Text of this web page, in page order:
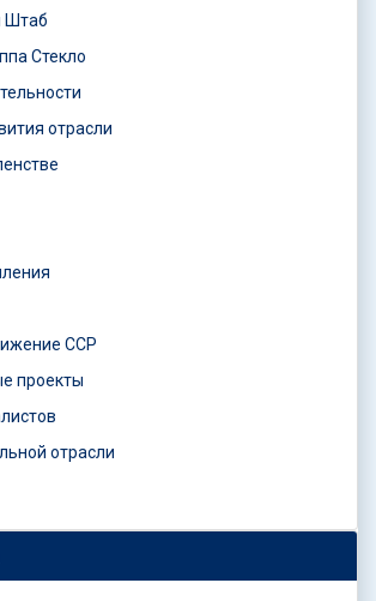
Штаб
Стекло
отрасли
ССР
проекты
отрасли